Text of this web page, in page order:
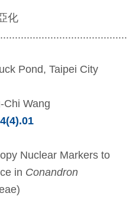
化
Pond, Taipei City
Chi Wang
Nuclear Markers to
in Conandron